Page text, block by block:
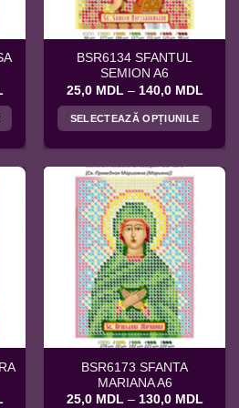
alese
în
pagina
produsului.
prețuri:
25,0 MDL
la
BSR6134 SFANTUL
SEMION A6
25,0 MDL – 140,0 MDL
25,0
la
SELECTEAZĂ OPȚIUNILE
are
mai
multe
variații.
Opțiunile
pot
fi
alese
în
pagina
produsului.
Interval
BSR6173 SFANTA
MARIANA A6
25,0 MDL – 130,0 MDL